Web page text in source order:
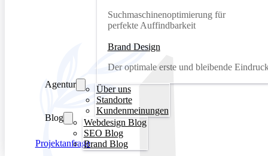
Suchmaschinenoptimierung für
perfekte Auffindbarkeit
Brand Design
Der optimale erste und bleibende
Agentur
Über uns
Standorte
Kundenmeinungen
Blog
Webdesign Blog
SEO Blog
Brand Blog
Projektanfrage